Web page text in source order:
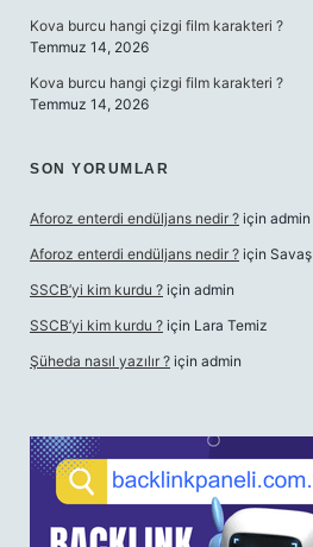
Kova burcu hangi çizgi film karakteri ?
Temmuz 14, 2026
Kova burcu hangi çizgi film karakteri ?
Temmuz 14, 2026
SON YORUMLAR
Aforoz enterdi endüljans nedir ? için admin
Aforoz enterdi endüljans nedir ? için Savaş
SSCB’yi kim kurdu ? için admin
SSCB’yi kim kurdu ? için Lara Temiz
Şüheda nasıl yazılır ? için admin